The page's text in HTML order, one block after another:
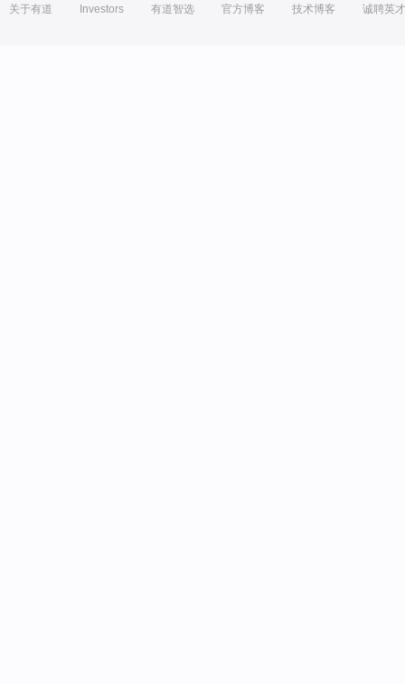
关于有道 Investors 有道智选 官方博客 技术博客 诚聘英才